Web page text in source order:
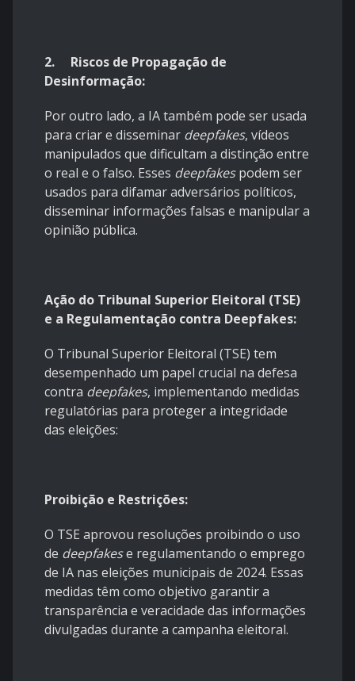
2.
Riscos de Propagação de
Desinformação:
Por outro lado, a IA também pode ser usada
para criar e disseminar deepfakes, vídeos
manipulados que dificultam a distinção entre
o real e o falso. Esses deepfakespodem ser
usados para difamar adversários políticos,
disseminar informações falsas e manipular a
opinião pública.
Ação do Tribunal Superior Eleitoral (TSE)
e a Regulamentação contra Deepfakes:
O Tribunal Superior Eleitoral (TSE) tem
desempenhado um papel crucial na defesa
contra deepfakes, implementando medidas
regulatórias para proteger a integridade
das eleições:
Proibição e Restrições:
O TSE aprovou resoluções proibindo o uso
de deepfakese regulamentando o emprego
de IA nas eleições municipais de 2024. Essas
medidas têm como objetivo garantir a
transparência e veracidade das informações
divulgadas durante a campanha eleitoral.